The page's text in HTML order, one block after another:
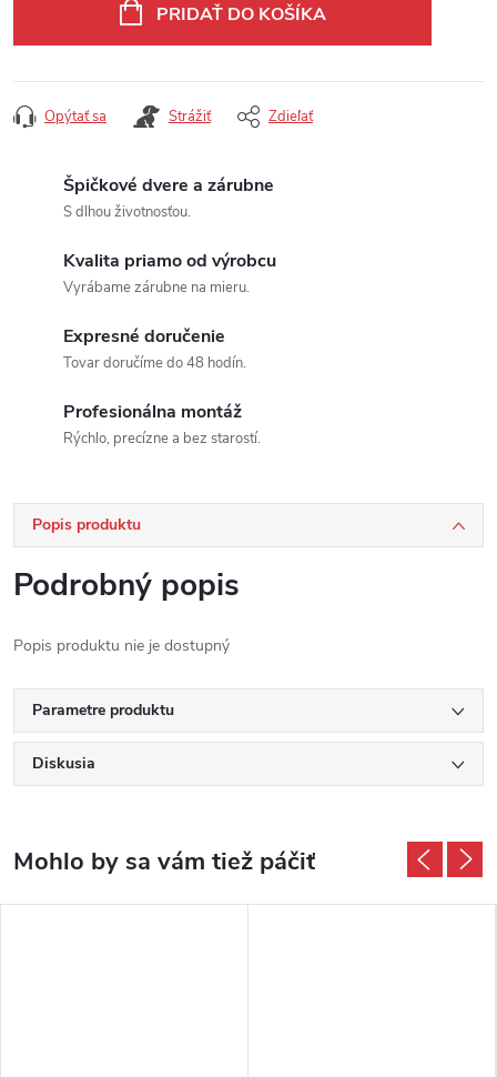
PRIDAŤ DO KOŠÍKA
Opýtať sa Strážiť Zdieľať
Špičkové dvere a zárubne
S dlhou životnosťou.
Kvalita priamo od výrobcu
Vyrábame zárubne na mieru.
Expresné doručenie
Tovar doručíme do 48 hodín.
Profesionálna montáž
Rýchlo, precízne a bez starostí.
Popis produktu
Podrobný popis
Popis produktu nie je dostupný
Parametre produktu
Diskusia